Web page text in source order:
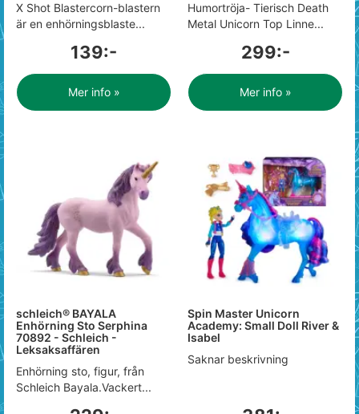
X Shot Blastercorn-blastern
är en enhörningsblaste...
139:-
Mer info »
Humortröja- Tierisch Death
Metal Unicorn Top Linne...
299:-
Mer info »
schleich® BAYALA
Enhörning Sto Serphina
70892 - Schleich -
Leksaksaffären
Enhörning sto, figur, från
Schleich Bayala.Vackert...
Spin Master Unicorn
Academy: Small Doll River &
Isabel
Saknar beskrivning